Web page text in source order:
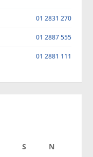
01 2831 270
01 2887 555
01 2881 111
S N